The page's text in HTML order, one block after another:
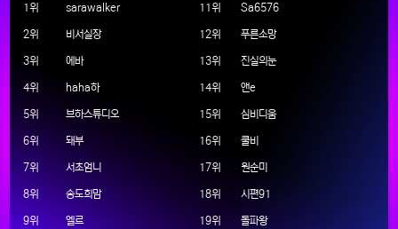
1위 sarawalker
2위 비서실장
3위 에바
4위 haha하
5위 브하스튜디오
6위 돼부
7위 서초엄니
8위 송도희맘
9위 엘르
11위 Sa6576
12위 푸른소망
13위 진실의눈
14위 앤e
15위 심비디움
16위 쿨비
17위 원순미
18위 시편91
19위 돌파왕